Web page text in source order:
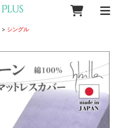
> シングル